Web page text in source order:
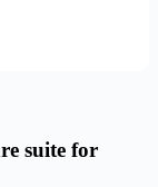
suite for